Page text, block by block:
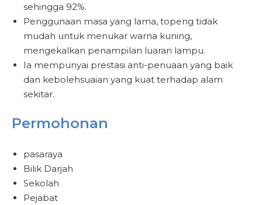
sehingga 92%.
Penggunaan masa yang lama, topeng tidak
mudah untuk menukar warna kuning,
mengekalkan penampilan luaran lampu.
Ia mempunyai prestasi anti-penuaan yang baik
dan kebolehsuaian yang kuat terhadap alam
sekitar.
Permohonan
pasaraya
Bilik Darjah
Sekolah
Pejabat